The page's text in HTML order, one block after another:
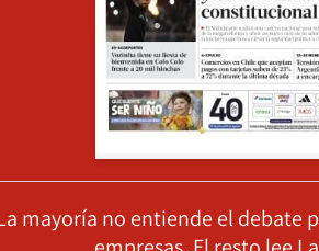
mayoría no entiende el debate